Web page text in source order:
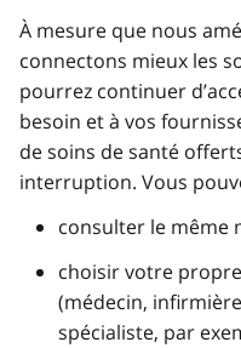
À mesure que nous
connectons mieux les
pourrez continuer
besoin et à vos
de soins de santé
interruption. Vous
consulter le même
choisir votre
(médecin,
spécialiste, par